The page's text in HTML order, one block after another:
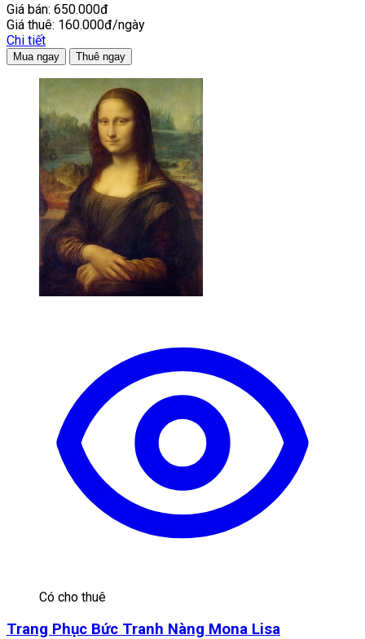
Giá bán: 650.000đ
Giá thuê: 160.000đ/ngày
Chi tiết
Mua ngay Thuê ngay
Có cho thuê
Trang Phục Bức Tranh Nàng Mona Lisa